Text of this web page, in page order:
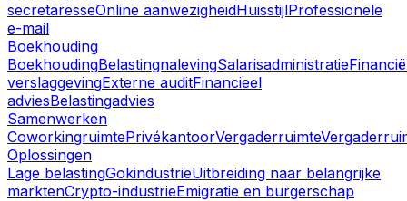
secretaresseOnline aanwezigheidHuisstijlProfessionele
e-mail
Boekhouding
BoekhoudingBelastingnalevingSalarisadministratie
verslaggevingExterne auditFinancieel
adviesBelastingadvies
Samenwerken
CoworkingruimtePrivékantoorVergaderruimte
Oplossingen
Lage belastingGokindustrieUitbreiding naar belangrijke
marktenCrypto-industrieEmigratie en burgerschap